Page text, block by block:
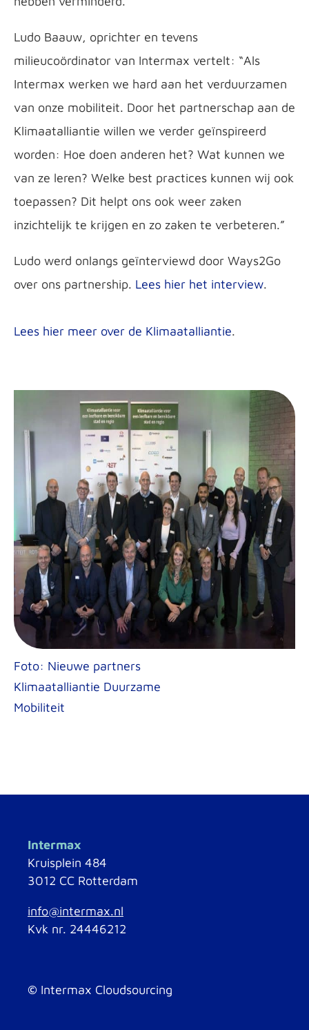
Ludo Baauw, oprichter en tevens
milieucoördinator van Intermax vertelt: “Als
Intermax werken we hard aan het verduurzamen
van onze mobiliteit. Door het partnerschap aan de
Klimaatalliantie willen we verder geïnspireerd
worden: Hoe doen anderen het? Wat kunnen we
van ze leren? Welke best practices kunnen wij ook
toepassen? Dit helpt ons ook weer zaken
inzichtelijk te krijgen en zo zaken te verbeteren.”
Ludo werd onlangs geïnterviewd door Ways2Go
over ons partnership. Lees hier het interview.
Lees hier meer over de Klimaatalliantie.
Foto: Nieuwe partners
Klimaatalliantie Duurzame
Mobiliteit
Intermax
Kruisplein 484
3012 CC Rotterdam
info@intermax.nl
Kvk nr. 24446212
© Intermax Cloudsourcing